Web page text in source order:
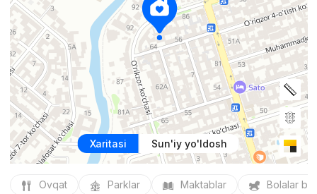
Xaritasi Sun'iy yo'ldosh
Ovqat Parklar Maktablar Bolalar